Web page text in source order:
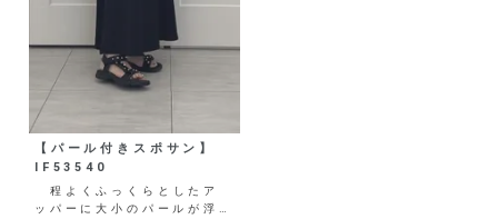
【パール付きスポサン】
IF53540
程よくふっくらとしたア
ッパーに大小のパールが浮か